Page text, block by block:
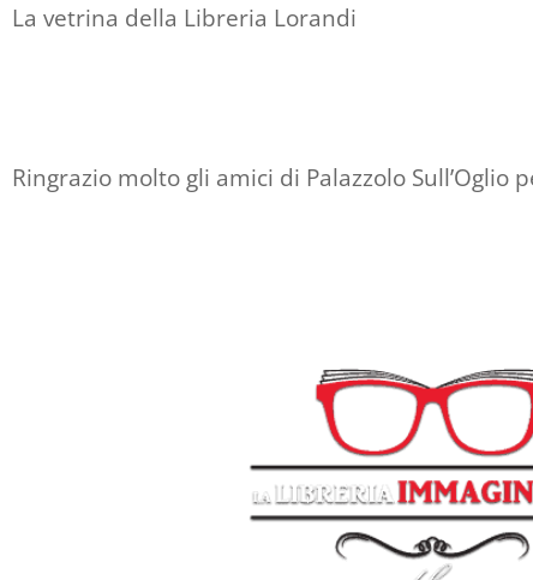
La vetrina della Libreria Lorandi
Ringrazio molto gli amici di Palazzolo